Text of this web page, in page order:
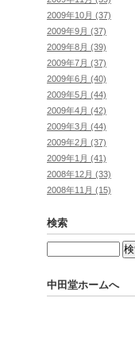
2009年10月 (37)
2009年9月 (37)
2009年8月 (39)
2009年7月 (37)
2009年6月 (40)
2009年5月 (44)
2009年4月 (42)
2009年3月 (44)
2009年2月 (37)
2009年1月 (41)
2008年12月 (33)
2008年11月 (15)
検索
中田堂ホームへ